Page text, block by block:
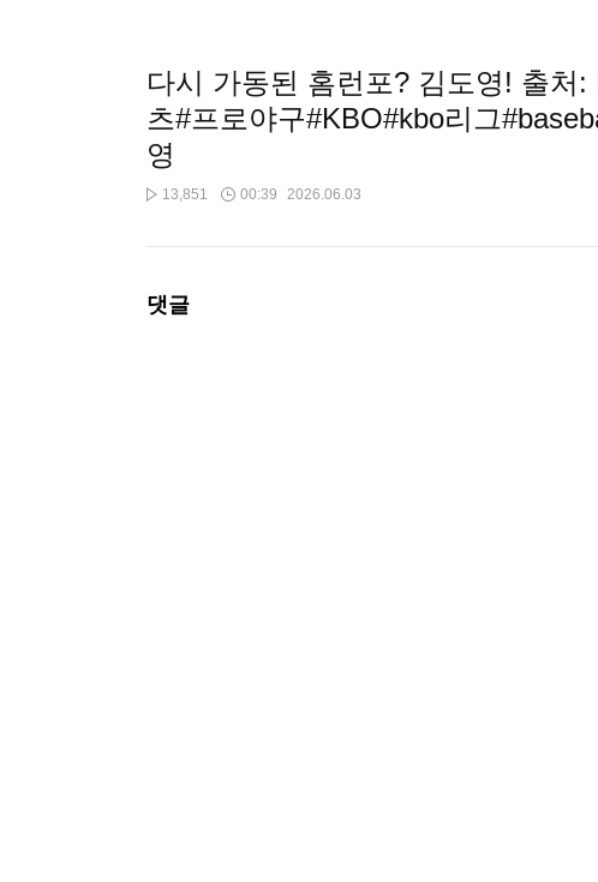
다시 가동된 홈런포? 김도영! 출처
츠#프로야구#KBO#kbo리그
영
13,851 00:39 2026.06.03
댓글